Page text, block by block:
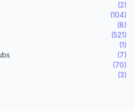
(2)
(104)
(8)
(521)
(1)
(7)
(70)
(3)